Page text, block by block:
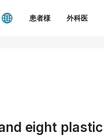
患者様 外科医
eight